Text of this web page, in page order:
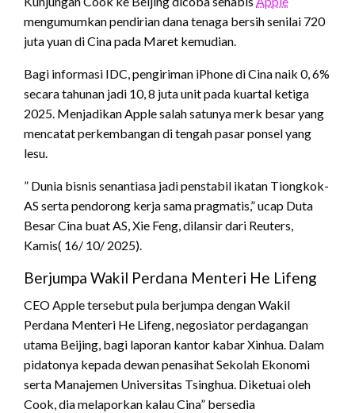
mengumumkan pendirian dana tenaga bersih senilai 720
juta yuan di Cina pada Maret kemudian.
Bagi informasi IDC, pengiriman iPhone di Cina naik 0, 6%
secara tahunan jadi 10, 8 juta unit pada kuartal ketiga
2025. Menjadikan Apple salah satunya merk besar yang
mencatat perkembangan di tengah pasar ponsel yang
lesu.
” Dunia bisnis senantiasa jadi penstabil ikatan Tiongkok-
AS serta pendorong kerja sama pragmatis,” ucap Duta
Besar Cina buat AS, Xie Feng, dilansir dari Reuters,
Kamis( 16/ 10/ 2025).
Berjumpa Wakil Perdana Menteri He Lifeng
CEO Apple tersebut pula berjumpa dengan Wakil
Perdana Menteri He Lifeng, negosiator perdagangan
utama Beijing, bagi laporan kantor kabar Xinhua. Dalam
pidatonya kepada dewan penasihat Sekolah Ekonomi
serta Manajemen Universitas Tsinghua. Diketuai oleh
Cook, dia melaporkan kalau Cina” bersedia